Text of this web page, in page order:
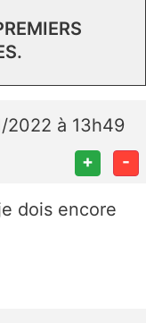
2022 à 13h49
+ -
dois encore